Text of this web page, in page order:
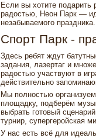
Если вы хотите подарить
радостью, Неон Парк —
незабываемого праздника.
Спорт Парк -
Здесь ребят ждут
задания, лазертаг и
радостью участвуют в
действительно
Мы полностью
площадку, подберём
выбрать готовый
турнир, супергеройская
У нас есть всё для